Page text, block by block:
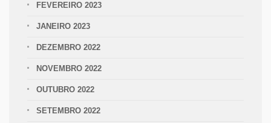
FEVEREIRO 2023
JANEIRO 2023
DEZEMBRO 2022
NOVEMBRO 2022
OUTUBRO 2022
SETEMBRO 2022